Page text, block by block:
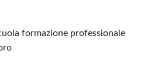
formazione professionale